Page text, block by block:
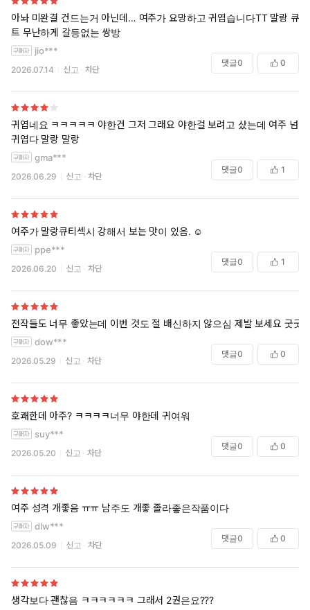
피곤에 찌든 마피아 ♥ 팔리지 않는 토끼 수인
두 사람의 기묘한 동거 생활이 시작된다!
아놔 미완결 건드는거 아닌데… 여주가 요망하고 귀엽습니다TT 말랑 큐
트 무난하게 갈등없는 쌍방
jio***
2026.07.14 신고 차단
댓글0 0
귀엽네요 ㅋㅋㅋㅋㅋ 야한건 그저 그래요 야한걸 보려고 샀는데 여주 넘
귀엽다 말랑 말랑
gma***
2026.06.29 신고 차단
댓글0 1
여주가 말랑큐티섹시 강해서 보는 맛이 있음. ☺️
ppe***
2026.06.20 신고 차단
댓글0 1
전작들도 너무 좋았는데 이번 것도 절 배신하지 않으심 제발 보세요 굿굿
dow***
2026.05.29 신고 차단
댓글0 0
호쾌한데 아주? ㅋㅋㅋㅋ너무 야한데 귀여워
suy***
2026.05.20 신고 차단
댓글0 0
여주 성격 개좋음 ㅠㅠ 남주도 개좋 졸라좋은작품이다
dlw***
2026.05.09 신고 차단
댓글0 0
생각보다 괜찮음 ㅋㅋㅋㅋㅋㅋ 그래서 2권은요???